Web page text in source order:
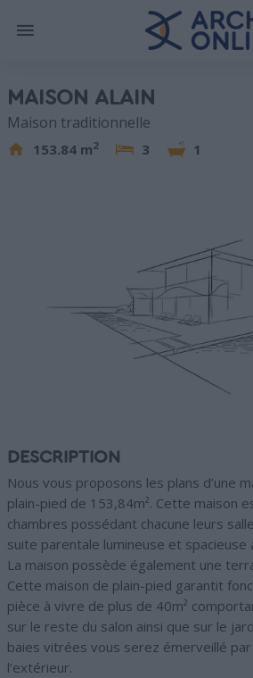
MAISON ALAIN
Maison traditionnelle
153.84 m2 3 1
DESCRIPTION
Nous vous proposons les plans d’une
plain-pied de 153,84m². Cette maison
chambres possédant chacune leurs
suite parentale lumineuse et spacieuse
La maison possède également une
Cette maison de plain-pied garantit
pièce à vivre de plus de 40m²
sur le reste du salon ainsi que sur le
baies vitrées vous serez émerveillé
l’extérieur.